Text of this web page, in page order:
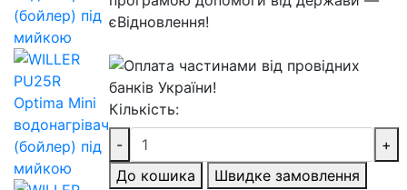
Кількість:
-
+
До кошика
Швидке замовлення